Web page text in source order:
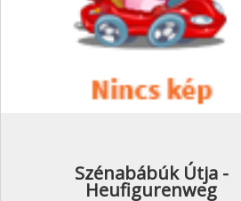
Szénabábúk Útja -
Heufigurenweg